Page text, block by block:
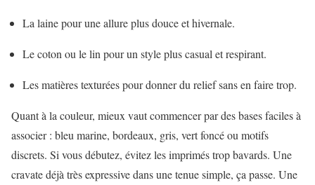
La laine pour une allure plus douce et hivernale.
Le coton ou le lin pour un style plus casual et respirant.
Les matières texturées pour donner du relief sans en faire trop.
Quant à la couleur, mieux vaut commencer par des bases faciles à
associer : bleu marine, bordeaux, gris, vert foncé ou motifs
discrets. Si vous débutez, évitez les imprimés trop bavards. Une
cravate déjà très expressive dans une tenue simple, ça passe. Une